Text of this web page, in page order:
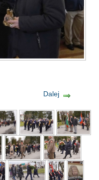
Dalej